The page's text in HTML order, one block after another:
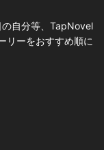
自分等、TapNovel
リーをおすすめ順に